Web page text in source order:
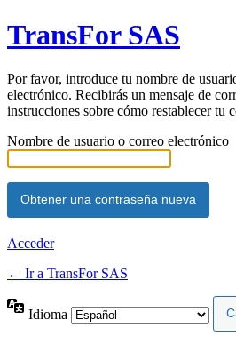
TransFor SAS
Por favor, introduce tu nombre de
electrónico. Recibirás un mensaje de
instrucciones sobre cómo restablecer tu
Nombre de usuario o correo electrónico
Acceder
← Ir a TransFor SAS
Idioma